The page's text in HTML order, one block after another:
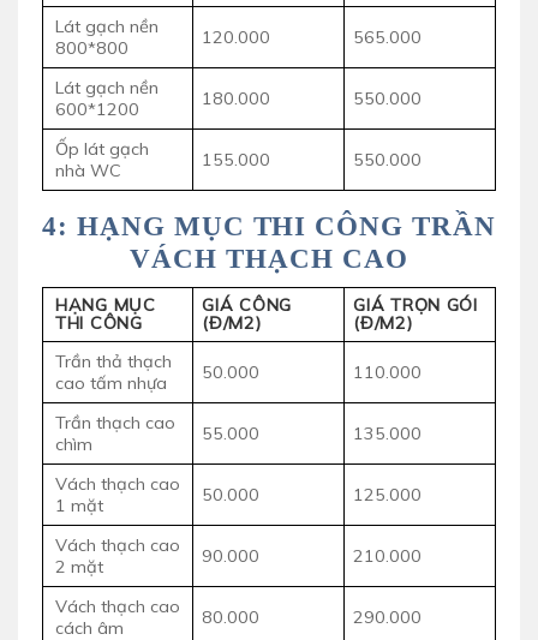
Lát gạch nền
800*800
120.000 565.000
Lát gạch nền
600*1200
180.000 550.000
Ốp lát gạch
nhà WC
155.000 550.000
4: HẠNG MỤC THI CÔNG TRẦN
VÁCH THẠCH CAO
HẠNG MỤC
THI CÔNG
GIÁ CÔNG
(Đ/M2)
GIÁ TRỌN GÓI
(Đ/M2)
Trần thả thạch
cao tấm nhựa
50.000 110.000
Trần thạch cao
chìm
55.000 135.000
Vách thạch cao
1 mặt
50.000 125.000
Vách thạch cao
2 mặt
90.000 210.000
Vách thạch cao
cách âm
80.000 290.000